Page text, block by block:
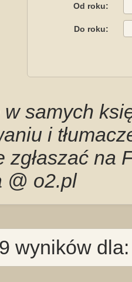
Od roku:
Do roku:
samych
i
zgłaszać na
@ o2.pl
wyników